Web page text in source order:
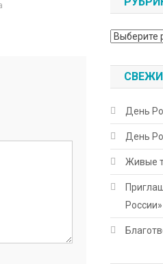
Рубрики
День
День
Живые
России»